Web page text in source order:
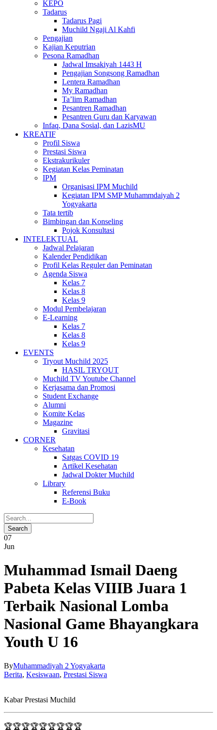
KEPO
Tadarus
Tadarus Pagi
Muchild Ngaji Al Kahfi
Pengajian
Kajian Keputrian
Pesona Ramadhan
Jadwal Imsakiyah 1443 H
Pengajian Songsong Ramadhan
Lentera Ramadhan
My Ramadhan
Ta’lim Ramadhan
Pesantren Ramadhan
Pesantren Guru dan Karyawan
Infaq, Dana Sosial, dan LazisMU
KREATIF
Profil Siswa
Prestasi Siswa
Ekstrakurikuler
Kegiatan Kelas Peminatan
IPM
Organisasi IPM Muchild
Kegiatan IPM SMP Muhammdaiyah 2
Yogyakarta
Tata tertib
Bimbingan dan Konseling
Pojok Konsultasi
INTELEKTUAL
Jadwal Pelajaran
Kalender Pendidikan
Profil Kelas Reguler dan Peminatan
Agenda Siswa
Kelas 7
Kelas 8
Kelas 9
Modul Pembelajaran
E-Learning
Kelas 7
Kelas 8
Kelas 9
EVENTS
Tryout Muchild 2025
HASIL TRYOUT
Muchild TV Youtube Channel
Kerjasama dan Promosi
Student Exchange
Alumni
Komite Kelas
Magazine
Gravitasi
CORNER
Kesehatan
Satgas COVID 19
Artikel Kesehatan
Jadwal Dokter Muchild
Library
Referensi Buku
E-Book
07
Jun
Muhammad Ismail Daeng
Pabeta Kelas VIIIB Juara 1
Terbaik Nasional Lomba
Nasional Game Bhayangkara
Youth U 16
ByMuhammadiyah 2 Yogyakarta
Berita, Kesiswaan, Prestasi Siswa
Kabar Prestasi Muchild
🏆🏆🏆🏆🏆🏆🏆🏆🏆